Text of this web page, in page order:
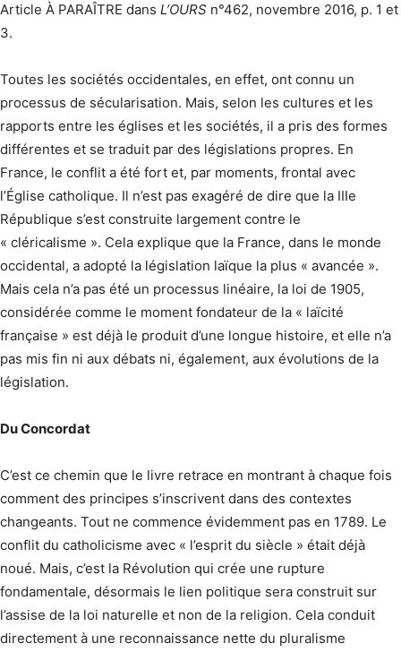
Article À PARAÎTRE dans L’OURS n°462, novembre 2016, p. 1 et
3.
Toutes les sociétés occidentales, en effet, ont connu un
processus de sécularisation. Mais, selon les cultures et les
rapports entre les églises et les sociétés, il a pris des formes
différentes et se traduit par des législations propres. En
France, le conflit a été fort et, par moments, frontal avec
l’Église catholique. Il n’est pas exagéré de dire que la IIIe
République s’est construite largement contre le
« cléricalisme ». Cela explique que la France, dans le monde
occidental, a adopté la législation laïque la plus « avancée ».
Mais cela n’a pas été un processus linéaire, la loi de 1905,
considérée comme le moment fondateur de la « laïcité
française » est déjà le produit d’une longue histoire, et elle n’a
pas mis fin ni aux débats ni, également, aux évolutions de la
législation.
Du Concordat
C’est ce chemin que le livre retrace en montrant à chaque fois
comment des principes s’inscrivent dans des contextes
changeants. Tout ne commence évidemment pas en 1789. Le
conflit du catholicisme avec « l’esprit du siècle » était déjà
noué. Mais, c’est la Révolution qui crée une rupture
fondamentale, désormais le lien politique sera construit sur
l’assise de la loi naturelle et non de la religion. Cela conduit
directement à une reconnaissance nette du pluralisme